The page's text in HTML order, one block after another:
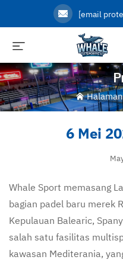
[email
6 Mei
Whale Sport memasang
bagian padel baru merek
Kepulauan Balearic,
salah satu fasilitas
kawasan Mediterania,